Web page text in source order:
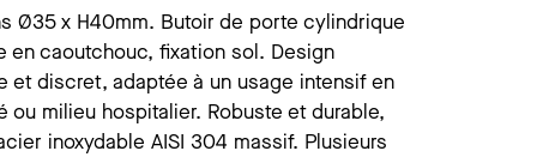
savon mural
savon s/plage
divers
Ø35 x H40mm. Butoir de porte cylindrique
en caoutchouc, fixation sol. Design
et discret, adaptée à un usage intensif en
ou milieu hospitalier. Robuste et durable,
inoxydable AISI 304 massif. Plusieurs